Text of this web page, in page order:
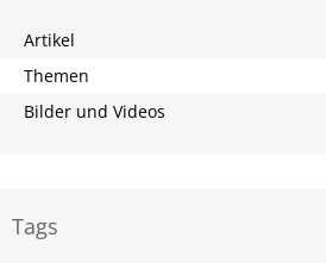
Artikel
Themen
Bilder und Videos
Tags